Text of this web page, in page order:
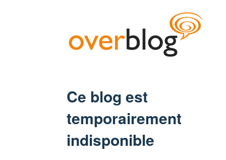
Ce blog est
temporairement
indisponible